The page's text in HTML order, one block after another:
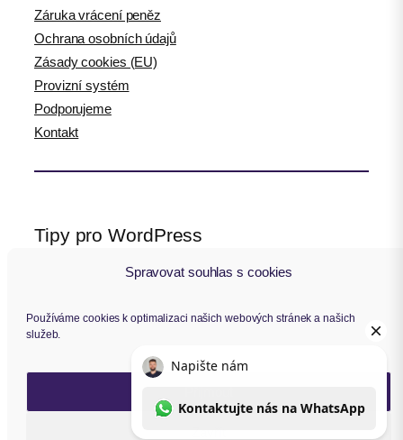
Spravovat souhlas s cookies
Používáme cookies k optimalizaci našich webových stránek a našich
služeb.
Záruka vrácení peněz
Ochrana osobních údajů
Zásady cookies (EU)
Provizní systém
Podporujeme
Kontakt
Tipy pro WordPress
WPlama.cz: WordPress návody
F
Y
I
L